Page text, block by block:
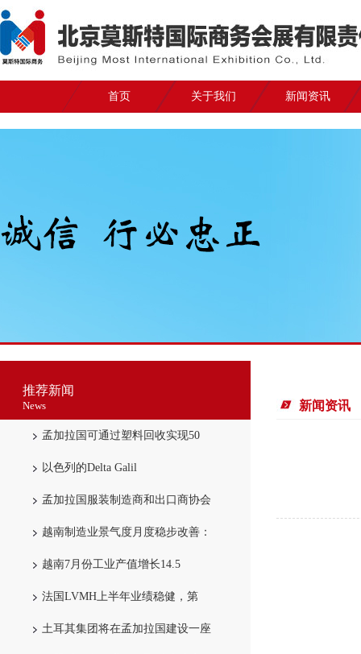
首页 关于我们 新闻资讯
推荐新闻
News
孟加拉国可通过塑料回收实现50
以色列的Delta Galil
孟加拉国服装制造商和出口商协会
越南制造业景气度月度稳步改善：
越南7月份工业产值增长14.5
法国LVMH上半年业绩稳健，第
土耳其集团将在孟加拉国建设一座
新闻资讯